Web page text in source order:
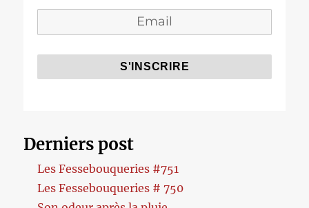
Derniers post
Les Fessebouqueries #751
Les Fessebouqueries # 750